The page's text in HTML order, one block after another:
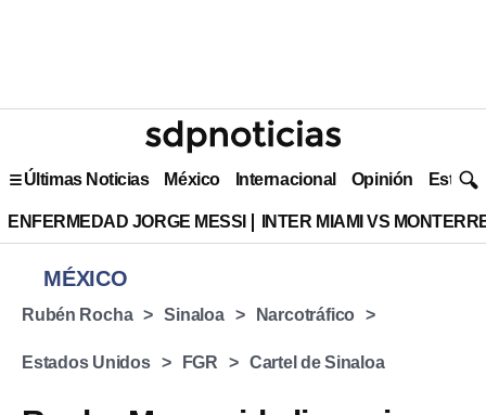
Últimas Noticias México Internacional Opinión Estilo
ENFERMEDAD JORGE MESSI INTER MIAMI VS
MÉXICO
Rubén Rocha Sinaloa Narcotráfico
Estados Unidos FGR Cartel de Sinaloa